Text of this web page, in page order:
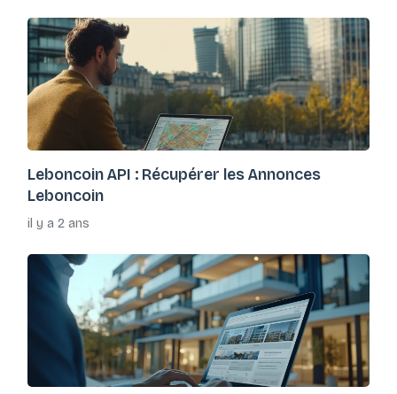
Leboncoin API : Récupérer les Annonces
Leboncoin
il y a 2 ans